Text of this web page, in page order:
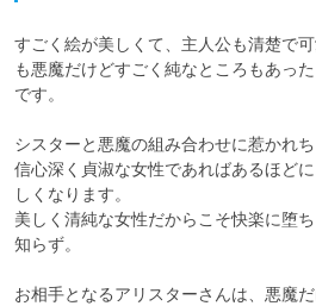
すごく絵が美しくて、主人公も清楚で
も悪魔だけどすごく純なところもあっ
です。
シスターと悪魔の組み合わせに惹かれち
信心深く貞淑な女性であればあるほど
しくなります。
美しく清純な女性だからこそ快楽に堕
知らず。
お相手となるアリスターさんは、悪魔